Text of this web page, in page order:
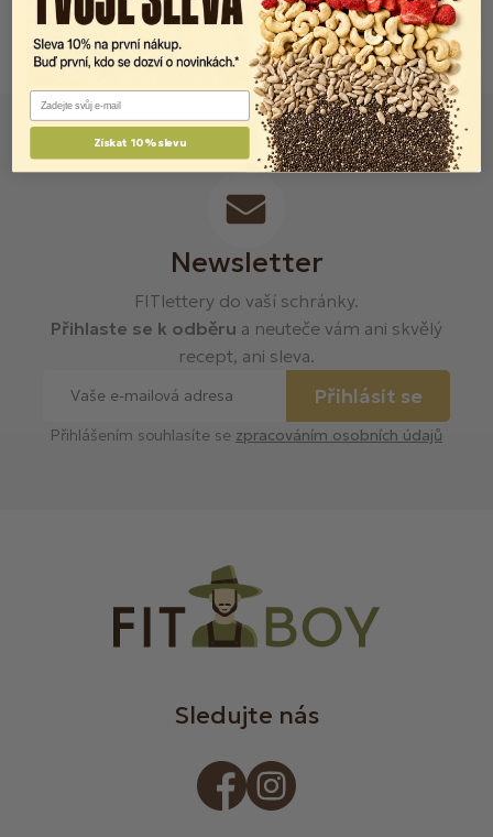
Newsletter
FITlettery do vaší schránky.
Přihlaste se k odběru a neuteče vám ani skvělý
recept, ani sleva.
Přihlásit se
Přihlášením souhlasíte se zpracováním osobních údajů
Sledujte nás
Email
Získat 10% slevu